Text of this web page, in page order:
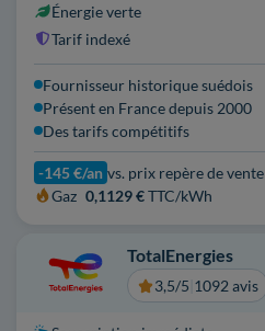
Énergie verte
Tarif indexé
Fournisseur historique suédois
Présent en France depuis 2000
Des tarifs compétitifs
-145 €/an vs. prix repère de vente
Gaz 0,1129 €TTC/kWh
TotalEnergies
3,5/5 1092 avis